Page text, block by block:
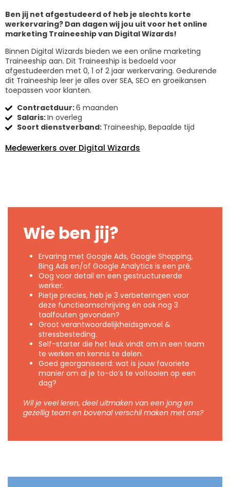
Ben jij net afgestudeerd of heb je slechts korte
werkervaring? Dan dagen wij jou uit voor het online
marketing Traineeship van Digital Wizards!
Binnen Digital Wizards bieden we een online marketing
Traineeship aan. Dit Traineeship is bedoeld voor
afgestudeerden met 0, 1 of 2 jaar werkervaring. Gedurende
dit Traineeship leer je alles over SEA, SEO en groeikansen
toepassen voor klanten.
Contractduur:6 maanden
Salaris:In overleg
Soort dienstverband: Traineeship, Bepaalde tijd
Medewerkers over Digital Wizards
Wie ben jij?
Ervaring met Google Ads, Google Shopping,
Bing Ads en/of Google Analytics is een pré.
Oog voor detail en een gestructureerde
werker.
Pietje precies, heb je 3 verbeteringen voor
deze functieomschrijving én ook nog 3
taalfouten gevonden?
Groot verantwoordelijkheidsgevoel &
stressbesteding.
Self-starter die het leuk vindt om in een team
te werken en kennis te delen.
Goed georganiseerd: wat is jouw favoriete
manier om al je to-do’s te voltooien op een
dag?
Wil je veel leren, deel uitmaken van een jong en
gezellig team en bovenal verschil maken met ons?